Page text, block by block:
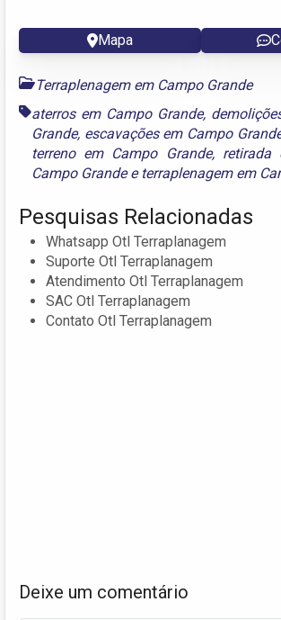
Mapa
Terraplenagem em Campo Grande
aterros em Campo Grande,
Grande, escavações em Campo
terreno em Campo Grande, retirada
Campo Grandee terraplenagem em
Pesquisas Relacionadas
Whatsapp Otl Terraplanagem
Suporte Otl Terraplanagem
Atendimento Otl Terraplanagem
SAC Otl Terraplanagem
Contato Otl Terraplanagem
Deixe um comentário